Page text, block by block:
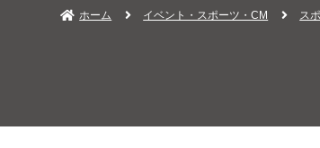
ホーム イベント・スポーツ・CM ス